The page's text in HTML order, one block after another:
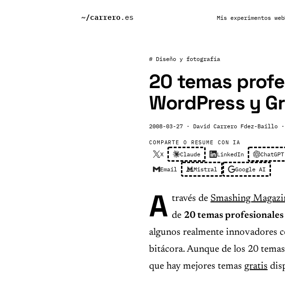
~/carrero.es Mis experimentos web
# Diseño y fotografía
20 temas
WordPress y
2008-03-27 · David Carrero Fdez-Baillo
COMPARTE O RESUME CON IA
X Claude LinkedIn ChatGPT
Email Mistral Google AI
A través de Smashing
de 20 temas
algunos realmente innovadores
bitácora. Aunque de los 20
que hay mejores temas gratis